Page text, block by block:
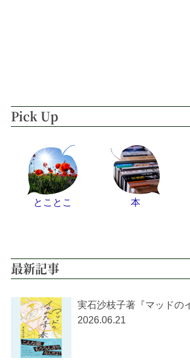
Pick Up
とことこ 本
最新記事
実石沙枝子著『マッドの
2026.06.21